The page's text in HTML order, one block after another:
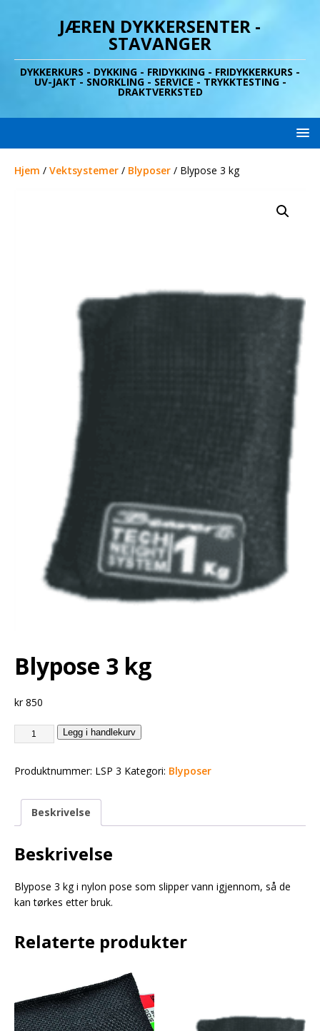
JÆREN DYKKERSENTER -
STAVANGER
DYKKERKURS - DYKKING - FRIDYKKING - FRIDYKKERKURS -
UV-JAKT - SNORKLING - SERVICE - TRYKKTESTING -
DRAKTVERKSTED
Hjem / Vektsystemer / Blyposer / Blypose 3 kg
Blypose 3 kg
kr850
Legg i handlekurv
Produktnummer: LSP 3 Kategori: Blyposer
Beskrivelse
Beskrivelse
Blypose 3 kg i nylon pose som slipper vann igjennom, så de
kan tørkes etter bruk.
Relaterte produkter